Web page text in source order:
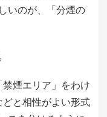
いのが、「分煙の
煙エリア」をわけ
と相性がよい形式